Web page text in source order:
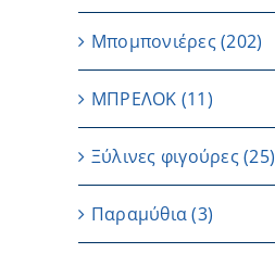
Μπομπονιέρες(202)
ΜΠΡΕΛΟΚ (11)
Ξύλινες φιγούρες(25)
Παραμύθια (3)